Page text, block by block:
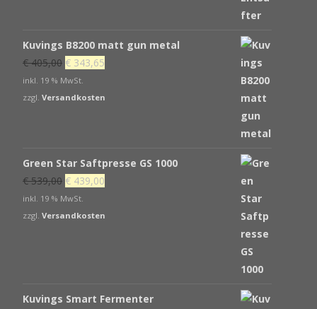
Kuvings B8200 matt gun metal
€405,00 Ursprünglicher
Preis
war:
€ 343,65
ist:
inkl. 19 % MwSt.
zzgl. Versandkosten
Green Star Saftpresse GS 1000
€539,00 Ursprünglicher
Preis
war:
€ 439,00
ist:
inkl. 19 % MwSt.
zzgl. Versandkosten
Kuvings Smart Fermenter